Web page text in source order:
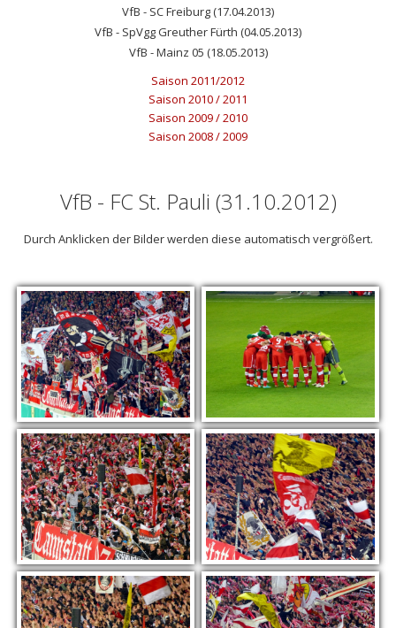
VfB - SC Freiburg (17.04.2013)
VfB - SpVgg Greuther Fürth (04.05.2013)
VfB - Mainz 05 (18.05.2013)
Saison 2011/2012
Saison 2010 / 2011
Saison 2009 / 2010
Saison 2008 / 2009
VfB - FC St. Pauli (31.10.2012)
Durch Anklicken der Bilder werden diese automatisch vergrößert.